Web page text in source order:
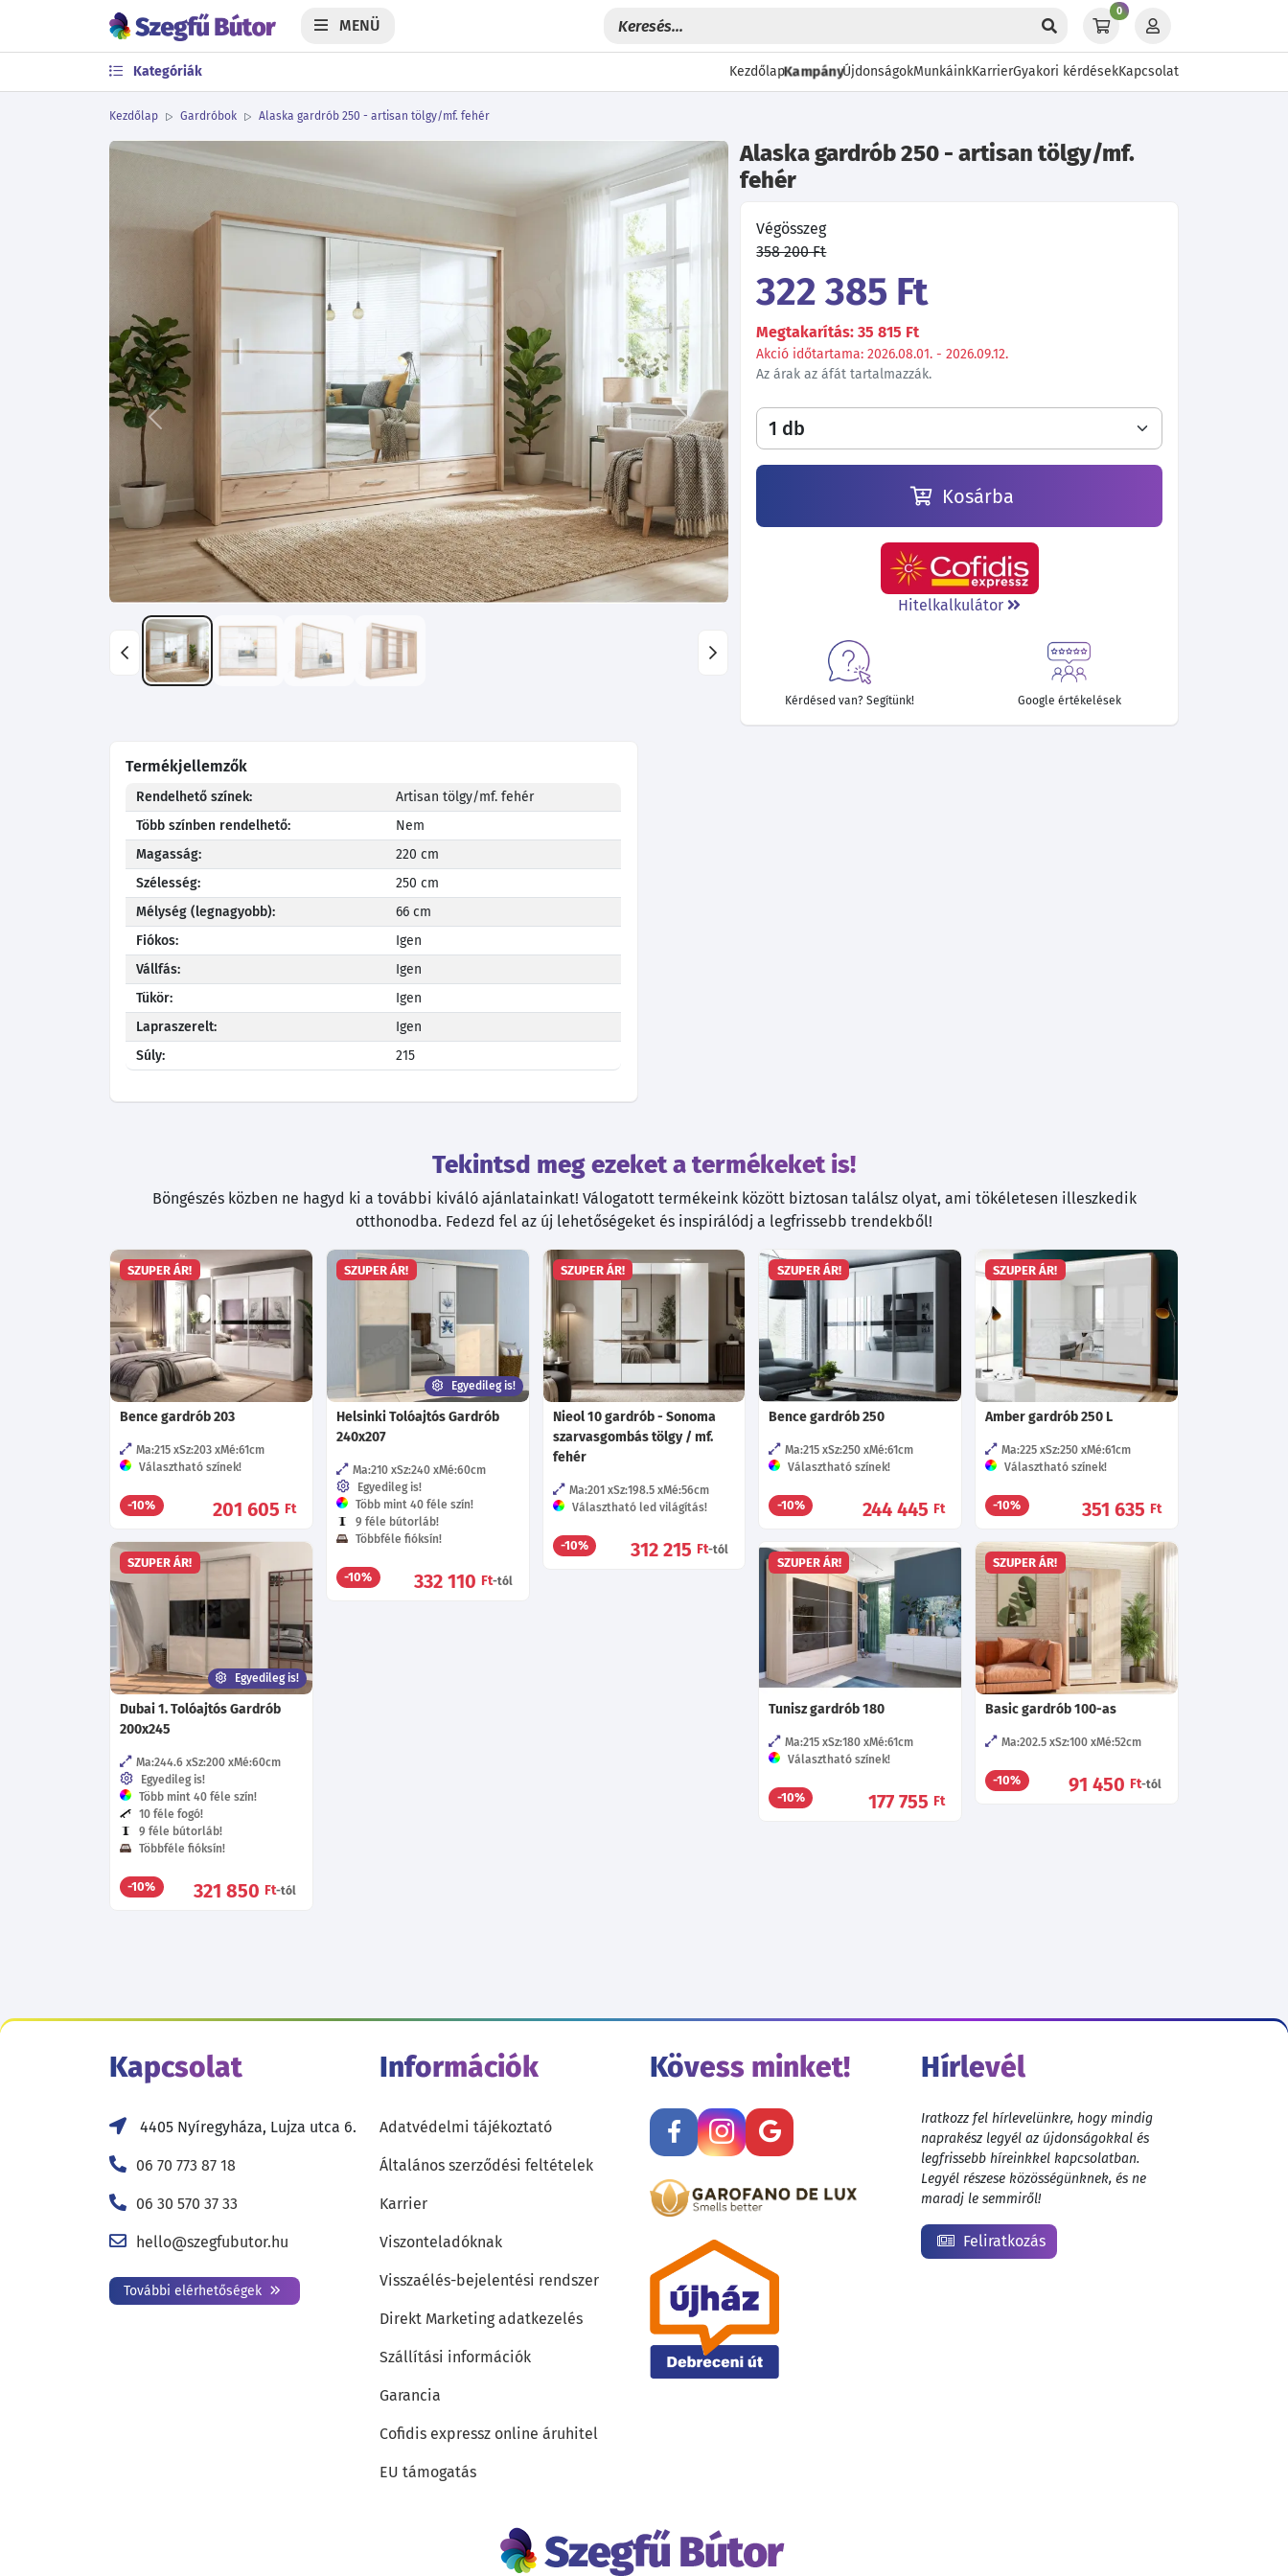
MENÜ
0
Kategóriák KezdőlapKampányÚjdonságokMunkáinkKarrierGyakori kérdésekKapcsolat
Kezdőlap Gardróbok Alaska gardrób 250 - artisan tölgy/mf. fehér
Előző Következő
Alaska gardrób 250 - artisan tölgy/mf.
fehér
Végösszeg
358 200 Ft
322 385 Ft
Megtakarítás: 35 815 Ft
Akció időtartama: 2026.08.01. - 2026.09.12.
Az árak az áfát tartalmazzák.
Kosárba
Hitelkalkulátor
Kérdésed van? Segítünk! Google értékelések
Termékjellemzők
Rendelhető színek:
Artisan tölgy/mf. fehér
Több színben rendelhető:
Nem
Magasság:
220 cm
Szélesség:
250 cm
Mélység (legnagyobb):
66 cm
Fiókos:
Igen
Vállfás:
Igen
Tükör:
Igen
Lapraszerelt:
Igen
Súly:
215
Tekintsd meg ezeket a termékeket is!
Böngészés közben ne hagyd ki a további kiváló ajánlatainkat! Válogatott termékeink között biztosan találsz olyat, ami tökéletesen illeszkedik
otthonodba. Fedezd fel az új lehetőségeket és inspirálódj a legfrissebb trendekből!
SZUPER ÁR!
Bence gardrób 203
Ma:215 Sz:203 Mé:61cm
Választható színek!
-10% 201 605 Ft
SZUPER ÁR!
Egyedileg is!
Helsinki Tolóajtós Gardrób
240x207
Ma:210 Sz:240 Mé:60cm
Egyedileg is!
Több mint 40 féle szín!
9 féle bútorláb!
Többféle fióksín!
-10% 332 110 Ft-tól
SZUPER ÁR!
Nieol 10 gardrób - Sonoma
szarvasgombás tölgy / mf.
fehér
Ma:201 Sz:198.5 Mé:56cm
Választható led világítás!
-10% 312 215 Ft-tól
SZUPER ÁR!
Bence gardrób 250
Ma:215 Sz:250 Mé:61cm
Választható színek!
-10% 244 445 Ft
SZUPER ÁR!
Amber gardrób 250 L
Ma:225 Sz:250 Mé:61cm
Választható színek!
-10% 351 635 Ft
SZUPER ÁR!
Egyedileg is!
Dubai 1. Tolóajtós Gardrób
200x245
Ma:244.6 Sz:200 Mé:60cm
Egyedileg is!
Több mint 40 féle szín!
10 féle fogó!
9 féle bútorláb!
Többféle fióksín!
-10% 321 850 Ft-tól
SZUPER ÁR!
Tunisz gardrób 180
Ma:215 Sz:180 Mé:61cm
Választható színek!
-10% 177 755 Ft
SZUPER ÁR!
Basic gardrób 100-as
Ma:202.5 Sz:100 Mé:52cm
-10% 91 450 Ft-tól
Kapcsolat
4405 Nyíregyháza, Lujza utca 6.
06 70 773 87 18
06 30 570 37 33
hello@szegfubutor.hu
További elérhetőségek
Információk
Adatvédelmi tájékoztató
Általános szerződési feltételek
Karrier
Viszonteladóknak
Visszaélés-bejelentési rendszer
Direkt Marketing adatkezelés
Szállítási információk
Garancia
Cofidis expressz online áruhitel
EU támogatás
Kövess minket! Hírlevél
Iratkozz fel hírlevelünkre, hogy mindig
naprakész legyél az újdonságokkal és
legfrissebb híreinkkel kapcsolatban.
Legyél részese közösségünknek, és ne
maradj le semmiről!
Feliratkozás